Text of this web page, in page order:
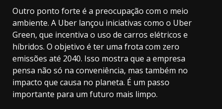
Outro ponto forte é a preocupação com o meio
ambiente. A Uber lançou iniciativas como o Uber
Green, que incentiva o uso de carros elétricos e
híbridos. O objetivo é ter uma frota com zero
emissões até 2040. Isso mostra que a empresa
pensa não só na conveniência, mas também no
impacto que causa no planeta. É um passo
importante para um futuro mais limpo.